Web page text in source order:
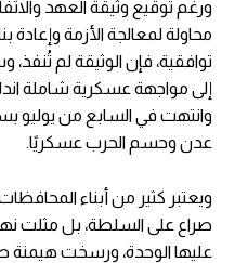
محاولة لمعالجة الأزمة
توافقية، فإن الوثيقة لم
إلى مواجهة عسكرية شاملة
وانتهت في السابع من يوليو
عدن وحسم الحرب عسكريًا.
ويعتبر كثير من أبناء
صراع على السلطة، بل مثلت
عليها الوحدة، ورسخت هيمنة